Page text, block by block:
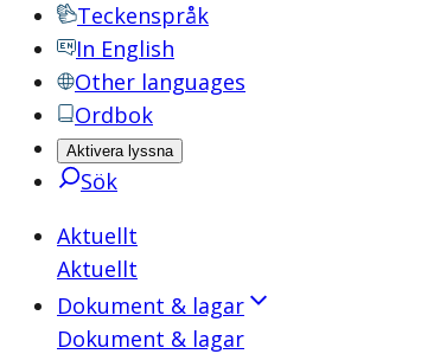
Teckenspråk
In English
Other languages
Ordbok
Aktivera lyssna
Sök
Aktuellt
Aktuellt
Dokument & lagar
Dokument & lagar